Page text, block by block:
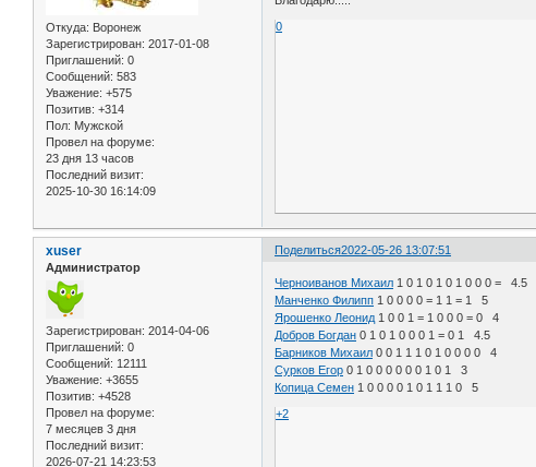
Откуда: Воронеж
Зарегистрирован: 2017-01-08
Приглашений: 0
Сообщений: 583
Уважение: +575
Позитив: +314
Пол: Мужской
Провел на форуме:
23 дня 13 часов
Последний визит:
2025-10-30 16:14:09
0
Поделиться2022-05-26 13:07:51
xuser
Администратор
Зарегистрирован: 2014-04-06
Приглашений: 0
Сообщений: 12111
Уважение: +3655
Позитив: +4528
Провел на форуме:
7 месяцев 3 дня
Последний визит:
2026-07-21 14:23:53
Черноиванов Михаил 1 0 1 0 1 0 1 0 0 0 = 4.5
Манченко Филипп 1 0 0 0 0 = 1 1 = 1 5
Ярошенко Леонид 1 0 0 1 = 1 0 0 0 = 0 4
Добров Богдан 0 1 0 1 0 0 0 1 = 0 1 4.5
Барников Михаил 0 0 1 1 1 0 1 0 0 0 0 4
Сурков Егор 0 1 0 0 0 0 0 0 1 0 1 3
Копица Семен 1 0 0 0 0 1 0 1 1 1 0 5
+2